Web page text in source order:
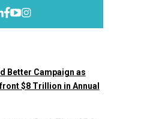
Better Campaign as
$8 Trillion in Annual